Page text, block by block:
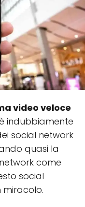
video veloce
indubbiamente
social network
quasi la
come
social
miracolo.